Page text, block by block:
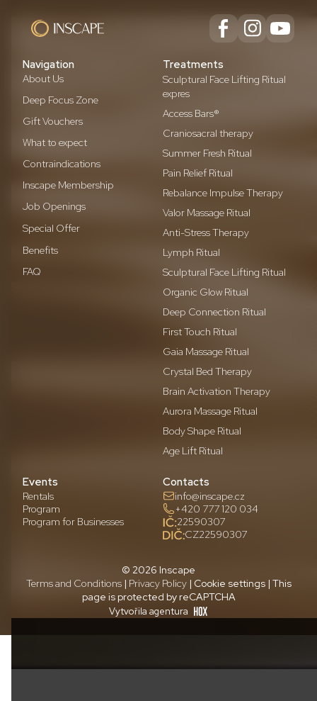
Navigation
About Us
Deep Focus Zone
Gift Vouchers
What to expect
Contraindications
Inscape Membership
Job Openings
Special Offer
Benefits
FAQ
Treatments
Sculptural Face Lifting Ritual
expres
Access Bars®
Craniosacral therapy
Summer Fresh Ritual
Pain Relief Ritual
Rebalance Impulse Therapy
Valor Massage Ritual
Anti-Stress Therapy
Lymph Ritual
Sculptural Face Lifting Ritual
Organic Glow Ritual
Deep Connection Ritual
First Touch Ritual
Gaia Massage Ritual
Crystal Bed Therapy
Brain Activation Therapy
Aurora Massage Ritual
Body Shape Ritual
Age Lift Ritual
Events
Rentals
Program
Program for Businesses
Contacts
info@inscape.cz
+420 777 120 034
22590307
CZ22590307
© 2026 Inscape
Terms and Conditions| Privacy Policy| Cookie settings | This
page is protected by reCAPTCHA
Vytvořila agentura